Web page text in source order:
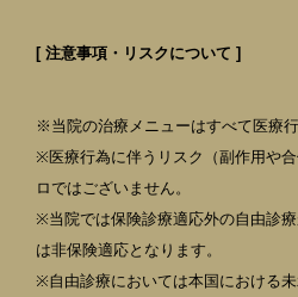
[ 注意事項・リスクについて ]
※当院の治療メニューはすべて医療
※医療行為に伴うリスク（副作用や
ロではございません。
※当院では保険診療適応外の自由診
は非保険適応となります。
※自由診療においては本国における